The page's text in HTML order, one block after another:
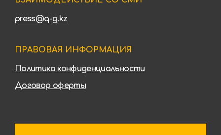
press@q-g.kz
ПРАВОВАЯ ИНФОРМАЦИЯ
Политика конфиденциальности
Договор оферты